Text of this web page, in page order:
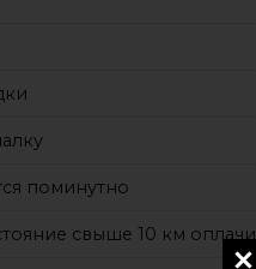
поминутно
свыше 10 км